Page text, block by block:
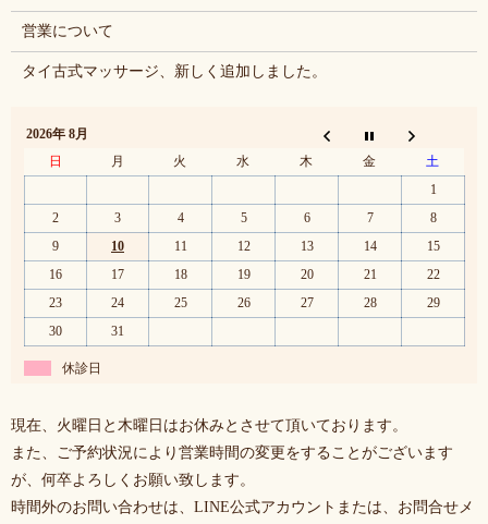
営業について
タイ古式マッサージ、新しく追加しました。
2026年 8月
日
月 火 水 木 金
土
1
2
3 4 5 6 7
8
9
10 11 12 13 14
15
16
17 18 19 20 21
22
23
24 25 26 27 28
29
30
31
休診日
現在、火曜日と木曜日はお休みとさせて頂いております。
また、ご予約状況により営業時間の変更をすることがございます
が、何卒よろしくお願い致します。
時間外のお問い合わせは、LINE公式アカウントまたは、お問合せメ